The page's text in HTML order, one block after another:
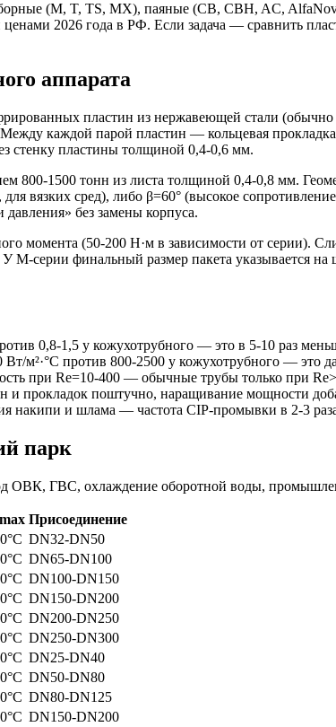
(M, T, TS, MX), паяные (CB, CBH, AC,
2026 года в РФ. Если задача — сравнить
аппарата
пластин из нержавеющей стали
каждой парой пластин — кольцевая
стенку пластины толщиной 0,4-0,6 мм.
800-1500 тонн из листа толщиной 0,4-0,8 мм.
вязких сред), либо β=60° (высокое
без замены корпуса.
момента (50-200 Н·м в зависимости от серии).
M-серии финальный размер пакета указывается
0,8-1,5 у кожухотрубного — это в 5-10 раз
м²·°C против 800-2500 у кожухотрубного — это
при Re=10-400 — обычные трубы только при
и прокладок поштучно, наращивание мощности
накипи и шлама — частота CIP-промывки в 2-3
парк
ОВК, ГВС, охлаждение оборотной воды,
Присоединение
DN32-DN50
DN65-DN100
DN100-DN150
DN150-DN200
DN200-DN250
DN250-DN300
DN25-DN40
DN50-DN80
DN80-DN125
DN150-DN200